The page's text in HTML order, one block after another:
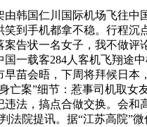
国仁川国际机场飞往中
到手机都拿不稳。行程
告状一名女子，我不做
一载客284人客机飞翔途
苗会晤，下周将拜候日
案”细节：惹事司机取女
法，搞点合做交换。会
法院提讯。据“江苏高院